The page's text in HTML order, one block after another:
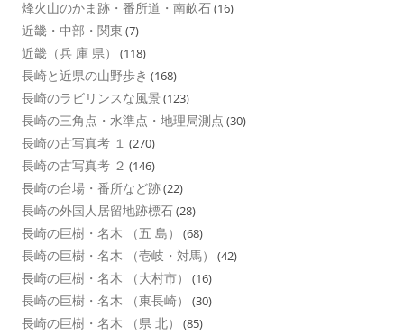
烽火山のかま跡・番所道・南畝石(16)
近畿・中部・関東 (7)
近畿（兵 庫 県） (118)
長崎と近県の山野歩き (168)
長崎のラビリンスな風景 (123)
長崎の三角点・水準点・地理局測点 (30)
長崎の古写真考 １ (270)
長崎の古写真考 ２ (146)
長崎の台場・番所など跡(22)
長崎の外国人居留地跡標石(28)
長崎の巨樹・名木 （五 島） (68)
長崎の巨樹・名木 （壱岐・対馬） (42)
長崎の巨樹・名木 （大村市） (16)
長崎の巨樹・名木 （東長崎） (30)
長崎の巨樹・名木 （県 北） (85)